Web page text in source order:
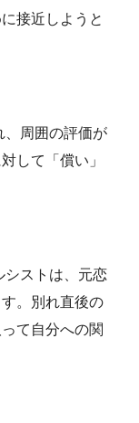
接近しようと
、周囲の評価が
して「償い」
シストは、元恋
。別れ直後の
て自分への関